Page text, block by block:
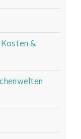
Kosten &